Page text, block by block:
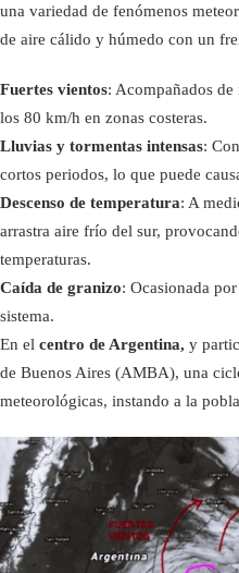
una variedad de fenómenos
de aire cálido y húmedo con un
Fuertes vientos: Acompañados de
los 80 km/h en zonas costeras.
Lluvias y tormentas intensas:
cortos periodos, lo que puede
Descenso de temperatura: A
arrastra aire frío del sur,
temperaturas.
Caída de granizo: Ocasionada
sistema.
En el centro de Argentina, y
de Buenos Aires (AMBA), una
meteorológicas, instando a la